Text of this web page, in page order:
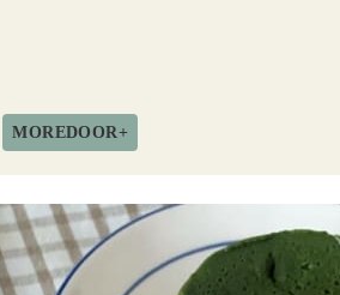
MOREDOOR+